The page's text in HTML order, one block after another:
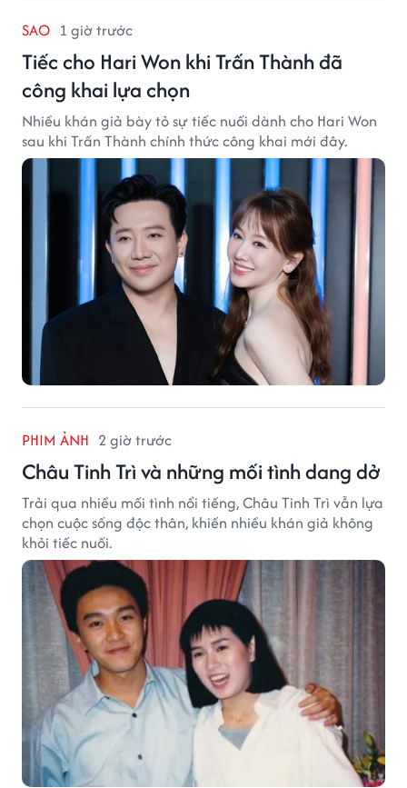
SAO 1 giờ trước
Tiếc cho Hari Won khi Trấn Thành đã
công khai lựa chọn
Nhiều khán giả bày tỏ sự tiếc nuối dành cho Hari Won
sau khi Trấn Thành chính thức công khai mới đây.
PHIM ẢNH 2 giờ trước
Châu Tinh Trì và những mối tình dang dở
Trải qua nhiều mối tình nổi tiếng, Châu Tinh Trì vẫn lựa
chọn cuộc sống độc thân, khiến nhiều khán giả không
khỏi tiếc nuối.